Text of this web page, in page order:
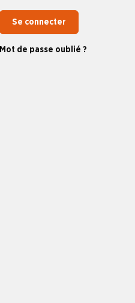
Se connecter
Mot de passe oublié ?